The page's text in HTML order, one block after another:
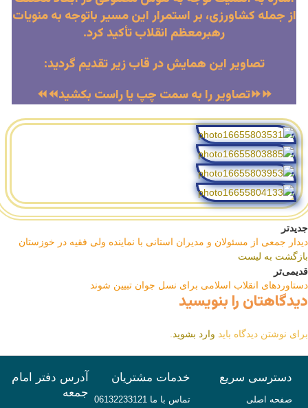
از جمله کشاورزی، بر استمرار این مسیر باتوجه به منویات
رهبرمعظم انقلاب تأکید کرد.
تصاویر این همایش در قاب زیر تقدیم گردید:
⏩⏩تصاویر را به سمت چپ یا راست بکشید⏪⏪
جدیدتر
دیدار جمعی از مسئولان و مدیران استانی با نماینده ولی فقیه در خوزستان
بازگشت به لیست
قدیمی‌تر
دستاوردهای انقلاب اسلامی برای نسل جوان تبیین شوند
دیدگاهتان را بنویسید
برای نوشتن دیدگاه باید وارد بشوید
دسترسی سریع
صفحه اصلی
خدمات مشتریان
تماس با ما 06132233121
آدرس دفتر امام
جمعه